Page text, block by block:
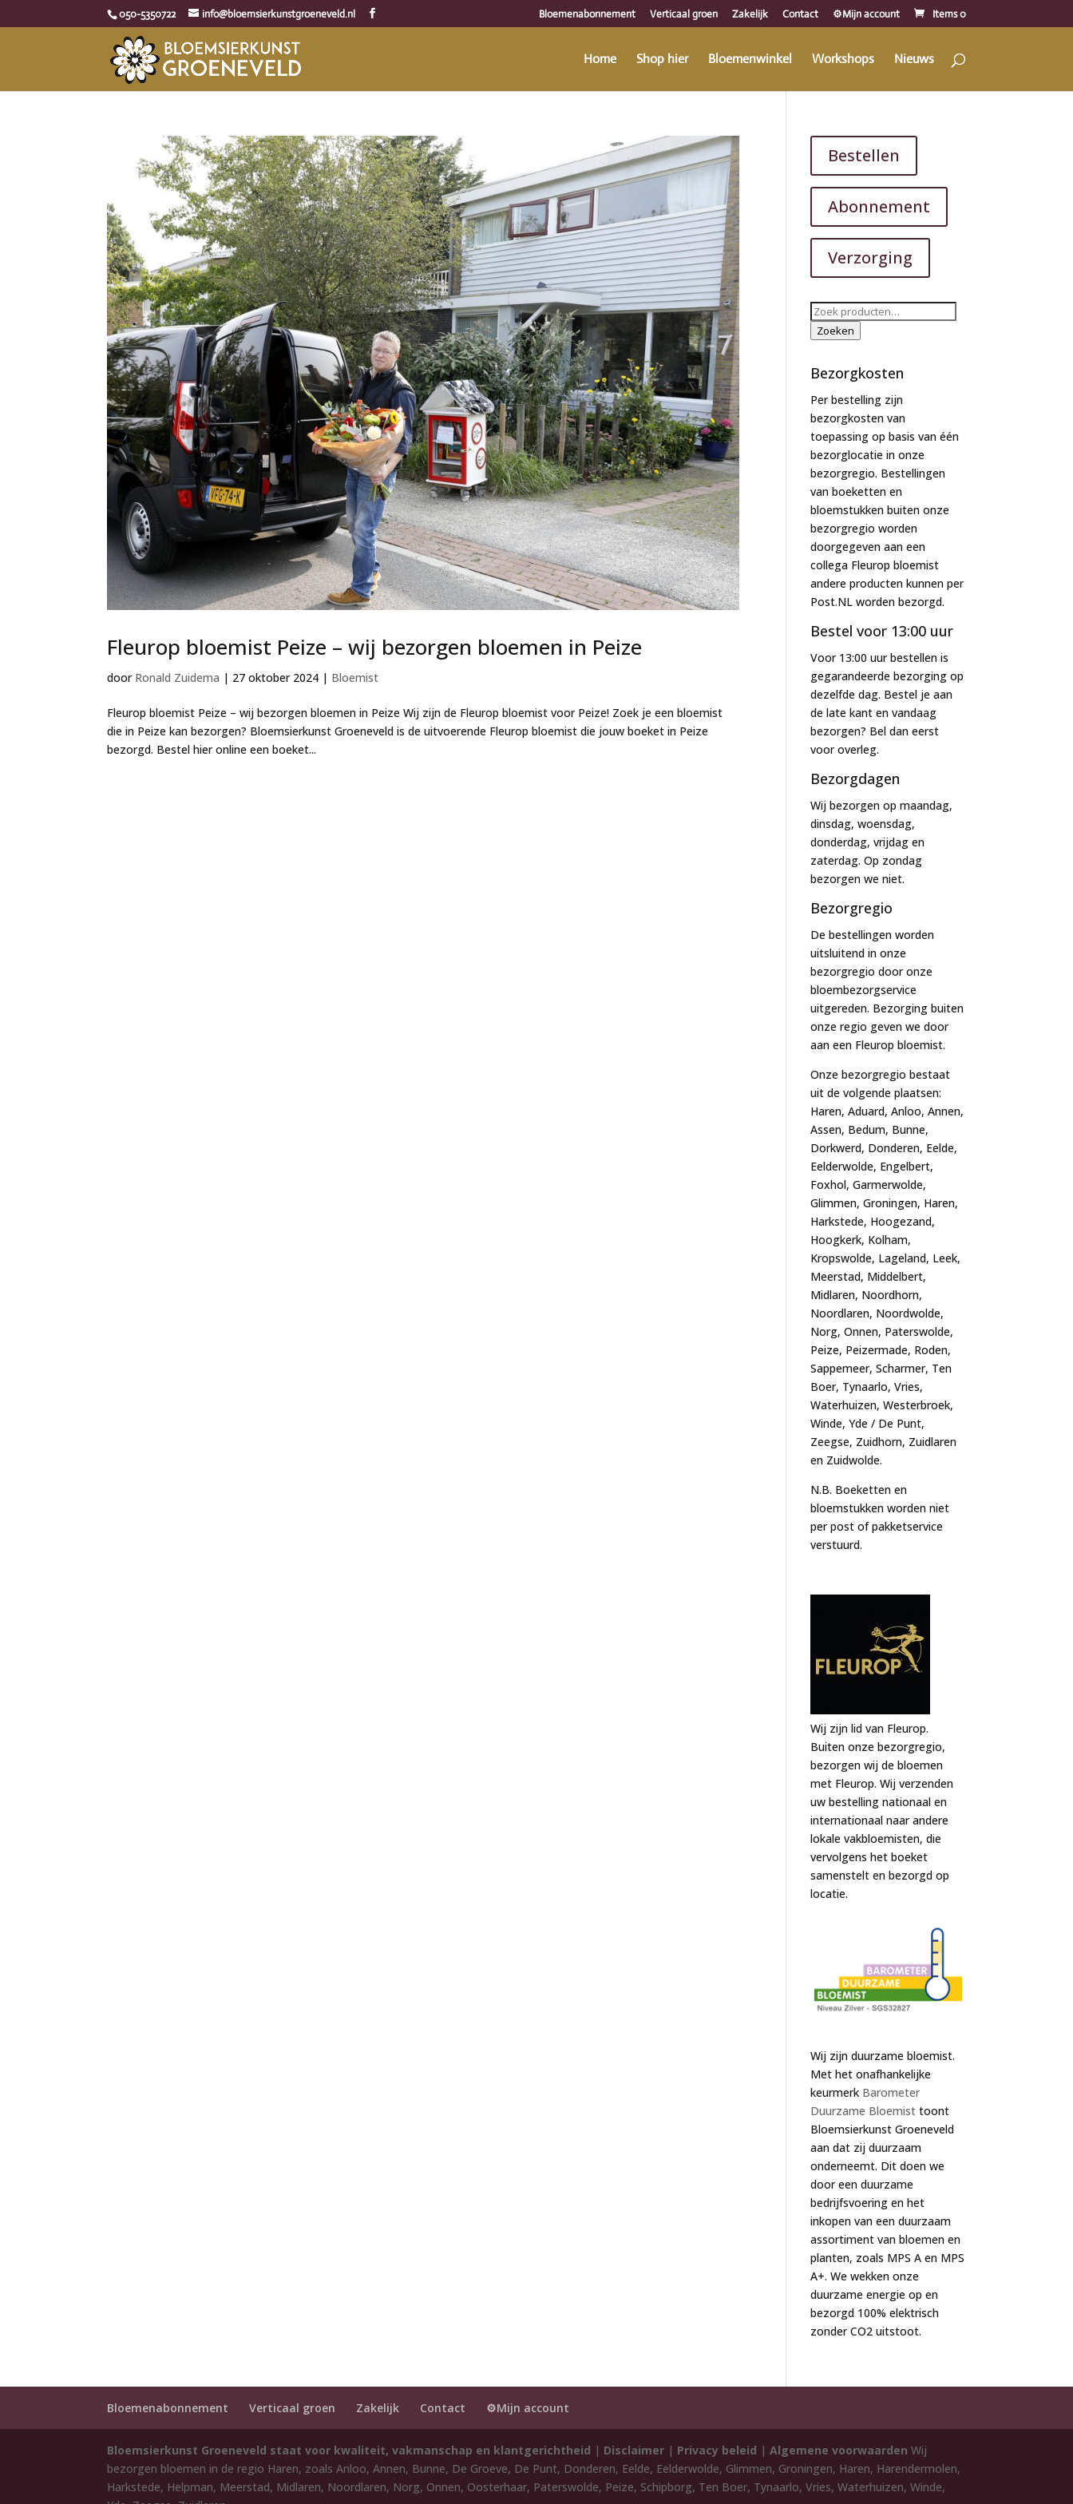
050-5350722 info@bloemsierkunstgroeneveld.nl Bloemenabonnement Verticaal groen Zakelijk Contact ⚙️Mijn account Items 0
Home Shop hier Bloemenwinkel Workshops Nieuws
Fleurop bloemist Peize – wij bezorgen bloemen in Peize
door Ronald Zuidema | 27 oktober 2024 | Bloemist
Fleurop bloemist Peize – wij bezorgen bloemen in Peize Wij zijn de Fleurop bloemist voor Peize! Zoek je een bloemist
die in Peize kan bezorgen? Bloemsierkunst Groeneveld is de uitvoerende Fleurop bloemist die jouw boeket in Peize
bezorgd. Bestel hier online een boeket...
Bestellen
Abonnement
Verzorging
Zoeken
naar:
Zoeken
Bezorgkosten
Per bestelling zijn
bezorgkosten van
toepassing op basis van één
bezorglocatie in onze
bezorgregio. Bestellingen
van boeketten en
bloemstukken buiten onze
bezorgregio worden
doorgegeven aan een
collega Fleurop bloemist
andere producten kunnen per
Post.NL worden bezorgd.
Bestel voor 13:00 uur
Voor 13:00 uur bestellen is
gegarandeerde bezorging op
dezelfde dag. Bestel je aan
de late kant en vandaag
bezorgen? Bel dan eerst
voor overleg.
Bezorgdagen
Wij bezorgen op maandag,
dinsdag, woensdag,
donderdag, vrijdag en
zaterdag. Op zondag
bezorgen we niet.
Bezorgregio
De bestellingen worden
uitsluitend in onze
bezorgregio door onze
bloembezorgservice
uitgereden. Bezorging buiten
onze regio geven we door
aan een Fleurop bloemist.
Onze bezorgregio bestaat
uit de volgende plaatsen:
Haren, Aduard, Anloo, Annen,
Assen, Bedum, Bunne,
Dorkwerd, Donderen, Eelde,
Eelderwolde, Engelbert,
Foxhol, Garmerwolde,
Glimmen, Groningen, Haren,
Harkstede, Hoogezand,
Hoogkerk, Kolham,
Kropswolde, Lageland, Leek,
Meerstad, Middelbert,
Midlaren, Noordhorn,
Noordlaren, Noordwolde,
Norg, Onnen, Paterswolde,
Peize, Peizermade, Roden,
Sappemeer, Scharmer, Ten
Boer, Tynaarlo, Vries,
Waterhuizen, Westerbroek,
Winde, Yde / De Punt,
Zeegse, Zuidhorn, Zuidlaren
en Zuidwolde.
N.B. Boeketten en
bloemstukken worden niet
per post of pakketservice
verstuurd.
Wij zijn lid van Fleurop.
Buiten onze bezorgregio,
bezorgen wij de bloemen
met Fleurop. Wij verzenden
uw bestelling nationaal en
internationaal naar andere
lokale vakbloemisten, die
vervolgens het boeket
samenstelt en bezorgd op
locatie.
Wij zijn duurzame bloemist.
Met het onafhankelijke
keurmerk Barometer
Duurzame Bloemist toont
Bloemsierkunst Groeneveld
aan dat zij duurzaam
onderneemt. Dit doen we
door een duurzame
bedrijfsvoering en het
inkopen van een duurzaam
assortiment van bloemen en
planten, zoals MPS A en MPS
A+. We wekken onze
duurzame energie op en
bezorgd 100% elektrisch
zonder CO2 uitstoot.
Bloemenabonnement Verticaal groen Zakelijk Contact ⚙️Mijn account
Bloemsierkunst Groeneveld staat voor kwaliteit, vakmanschap en klantgerichtheid | Disclaimer | Privacy beleid |Algemene voorwaarden Wij
bezorgen bloemen in de regio Haren, zoals Anloo, Annen, Bunne, De Groeve, De Punt, Donderen, Eelde, Eelderwolde, Glimmen, Groningen, Haren, Harendermolen,
Harkstede, Helpman, Meerstad, Midlaren, Noordlaren, Norg, Onnen, Oosterhaar, Paterswolde, Peize, Schipborg, Ten Boer, Tynaarlo, Vries, Waterhuizen, Winde,